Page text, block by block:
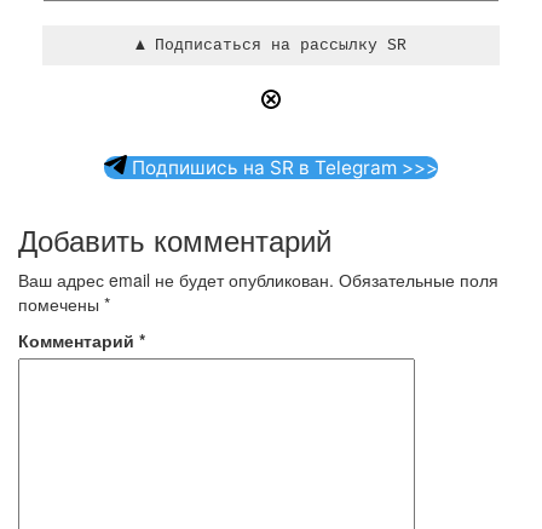
Подпишись на SR в Telegram >>>
Добавить комментарий
Ваш адрес email не будет опубликован. Обязательные поля
помечены *
Комментарий *